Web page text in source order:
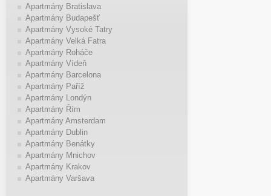
Apartmány Bratislava
Apartmány Budapešť
Apartmány Vysoké Tatry
Apartmány Velká Fatra
Apartmány Roháče
Apartmány Vídeň
Apartmány Barcelona
Apartmány Paříž
Apartmány Londýn
Apartmány Řím
Apartmány Amsterdam
Apartmány Dublin
Apartmány Benátky
Apartmány Mnichov
Apartmány Krakov
Apartmány Varšava